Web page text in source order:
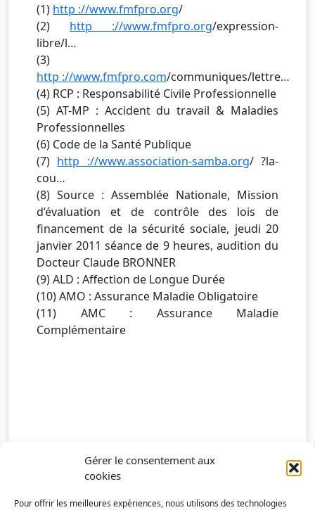
Gérer le consentement aux
cookies
Pour offrir les meilleures expériences, nous utilisons des technologies
(1) http ://www.fmfpro.org/
(2) http ://www.fmfpro.org/expression-
libre/l…
(3)
http ://www.fmfpro.com/communiques/lettre…
(4) RCP : Responsabilité Civile Professionnelle
(5) AT-MP : Accident du travail & Maladies
Professionnelles
(6) Code de la Santé Publique
(7) http ://www.association-samba.org/ ?la-
cou…
(8) Source : Assemblée Nationale, Mission
d’évaluation et de contrôle des lois de
financement de la sécurité sociale, jeudi 20
janvier 2011 séance de 9 heures, audition du
Docteur Claude BRONNER
(9) ALD : Affection de Longue Durée
(10) AMO : Assurance Maladie Obligatoire
(11) AMC : Assurance Maladie
Complémentaire